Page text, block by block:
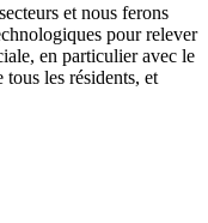
et nous ferons
pour relever
en particulier avec le
les résidents, et